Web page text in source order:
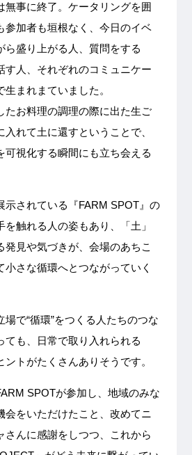
無事に終了。ケータリングを囲
参加者も垣根なく、今日のイベ
ら盛り上がる人、質問をする
す人、それぞれのコミュニケー
まれまていました。
たお料理の調理の際に出た生ご
れて土に還すということで、
可視化する瞬間にも立ち会える
示されている『FARM SPOT』の
を触れる人の姿もあり、「土」
発見や気づきが、会場のあちこ
小さな循環へとつながっていく
場で“循環”をつくる人たちのつな
ても、日常で取り入れられる
ントがたくさんありそうです。
SPOTが参加し、地域のみな
会をいただけたこと、改めてニ
さんに感謝をしつつ、これから